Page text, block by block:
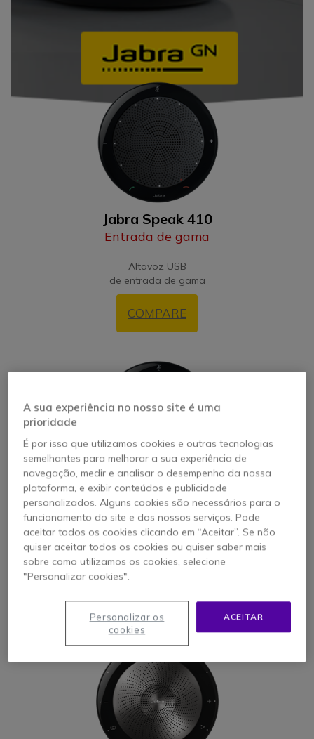
Jabra Speak 410
Entrada de gama
Altavoz USB
de entrada de gama
COMPARE
Jabra Speak 510
O mais vendido
Altavoz Bluetooth e USB
de gama média
A sua experiência no nosso site é uma
prioridade
É por isso que utilizamos cookies e outras tecnologias
semelhantes para melhorar a sua experiência de
navegação, medir e analisar o desempenho da nossa
plataforma, e exibir conteúdos e publicidade
personalizados. Alguns cookies são necessários para o
funcionamento do site e dos nossos serviços. Pode
aceitar todos os cookies clicando em “Aceitar”. Se não
quiser aceitar todos os cookies ou quiser saber mais
sobre como utilizamos os cookies, selecione
"Personalizar cookies".
ACEITAR
Personalizar os
cookies